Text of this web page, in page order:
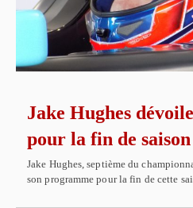
Jake Hughes
pour la fin de saison
Jake Hughes, septième du
son programme pour la fin de cette